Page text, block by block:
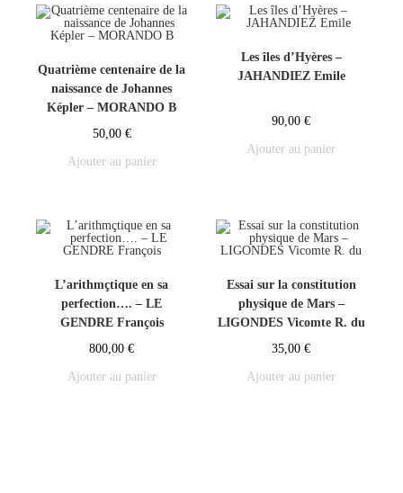
Quatrième centenaire de la
naissance de Johannes
Képler – MORANDO B
50,00 €
Ajouter au panier
Les îles d’Hyères –
JAHANDIEZ Emile
90,00€
Ajouter au panier
L’arithmçtique en sa
perfection…. – LE
GENDRE François
800,00€
Ajouter au panier
Essai sur la constitution
physique de Mars –
LIGONDES Vicomte R. du
35,00€
Ajouter au panier